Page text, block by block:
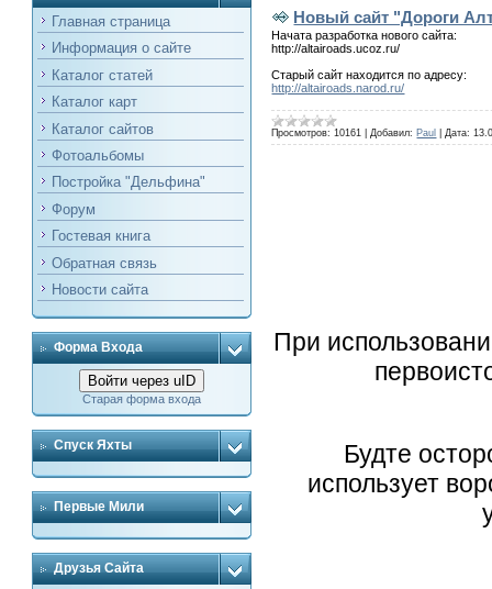
Главная страница
Информация о сайте
Каталог статей
Каталог карт
Каталог сайтов
Фотоальбомы
Постройка "Дельфина"
Форум
Гостевая книга
Обратная связь
Новости сайта
Форма Входа
Войти через uID
Старая форма входа
Спуск Яхты
Первые Мили
Друзья Сайта
Новый сайт "Дороги
Начата разработка нового сайта:
http://altairoads.ucoz.ru/
Старый сайт находится по адресу:
http://altairoads.narod.ru/
Просмотров: 10161 Добавил: Paul Дата:
При
Будте
использует